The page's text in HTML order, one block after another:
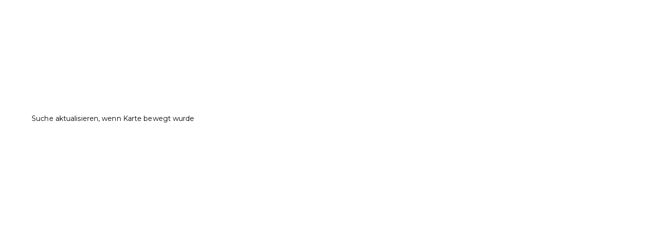
Suche aktualisieren, wenn Karte bewegt wurde